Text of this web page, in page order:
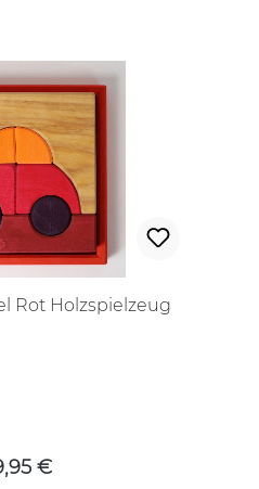
Rot Holzspielzeug
€